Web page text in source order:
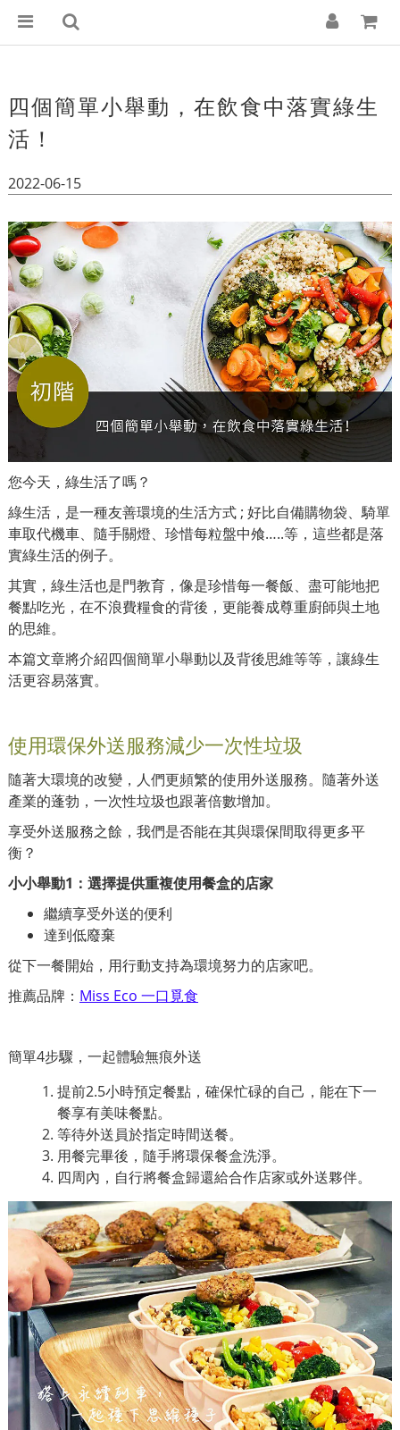
四個簡單小舉動，在飲食中落實綠生
活！
2022-06-15
您今天，綠生活了嗎？
綠生活，是一種友善環境的生活方式 ; 好比自備購物袋、騎單
車取代機車、隨手關燈、珍惜每粒盤中飧…..等，這些都是落
實綠生活的例子。
其實，綠生活也是門教育，像是珍惜每一餐飯、盡可能地把
餐點吃光，在不浪費糧食的背後，更能養成尊重廚師與土地
的思維。
本篇文章將介紹四個簡單小舉動以及背後思維等等，讓綠生
活更容易落實。
使用環保外送服務減少一次性垃圾
隨著大環境的改變，人們更頻繁的使用外送服務。隨著外送
產業的蓬勃，一次性垃圾也跟著倍數增加。
享受外送服務之餘，我們是否能在其與環保間取得更多平
衡？
小小舉動1：選擇提供重複使用餐盒的店家
繼續享受外送的便利
達到低廢棄
從下一餐開始，用行動支持為環境努力的店家吧。
推薦品牌： Miss Eco 一口覓食
簡單4步驟，一起體驗無痕外送
提前2.5小時預定餐點，確保忙碌的自己，能在下一
餐享有美味餐點。
等待外送員於指定時間送餐。
用餐完畢後，隨手將環保餐盒洗淨。
四周內，自行將餐盒歸還給合作店家或外送夥伴。